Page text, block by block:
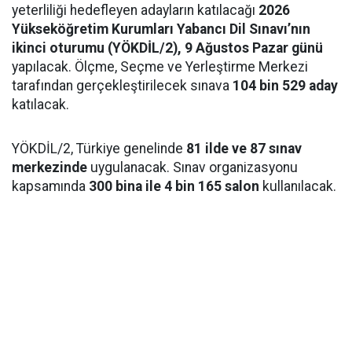
yeterliliği hedefleyen adayların katılacağı 2026
Yükseköğretim Kurumları Yabancı Dil Sınavı’nın
ikinci oturumu (YÖKDİL/2), 9 Ağustos Pazar günü
yapılacak. Ölçme, Seçme ve Yerleştirme Merkezi
tarafından gerçekleştirilecek sınava 104 bin 529 aday
katılacak.
YÖKDİL/2, Türkiye genelinde 81 ilde ve 87 sınav
merkezinde uygulanacak. Sınav organizasyonu
kapsamında 300 bina ile 4 bin 165 salon kullanılacak.